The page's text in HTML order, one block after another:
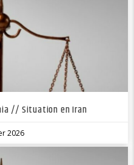
// Situation en Iran
2026